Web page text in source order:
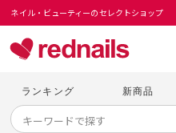
ネイル・ビューティーのセレクトショップ
ランキング 新商品